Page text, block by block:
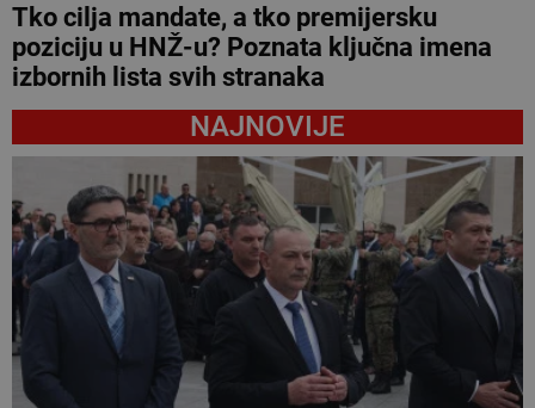
Tko cilja mandate, a tko premijersku
poziciju u HNŽ-u? Poznata ključna imena
izbornih lista svih stranaka
NAJNOVIJE